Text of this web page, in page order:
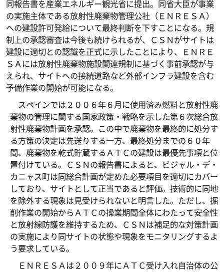
同報告書を産業エネルギー観光省に提出。同省大臣が事業
の実施主体である放射性廃棄物管理公社（ＥＮＲＥＳＡ）
への建設許可発給について最終判断を下すことになる。規
制上の承認審査は今後も続けられるが、ＣＳＮがサイトは
建設に適切との認識を正式に示したことにより、ＥＮＲＥ
ＳＡには放射性廃棄物施設関連規制に基づく事前承認が与
えられ、サイトへの接続道路など外部インフラ建設を含む
予備作業の開始が可能になる。
スペインでは２００６年６月に使用済み燃料と放射性廃
棄物の管理に関する国家政策・戦略を示した第６次総合放
射性廃棄物計画を承認。この中で廃棄物を最終的に処分す
る方策の決定は先送りする一方、最終処分までの６０年
間、廃棄物を乾式貯蔵するＡＴＣの建設は最優先事項と位
置付けている。ＣＳＮの報告書によると、ビジャル・デ・
カニャス町は同総合計画が定めた必要項目を適切にカバー
しており、サイトとして正当であると評価。技術的に同地
を除外する現象は見受けられないと明言した。ただし、掘
削作業の開始からＡＴＣの操業期間全体にわたって安全性
と放射線防護を維持するため、ＣＳＮは補足的な対策計画
の実施により同サイトの状態や現象をモニタリングするよ
う要求している。
ＥＮＲＥＳＡは２００９年にＡＴＣ受け入れ自治体の公